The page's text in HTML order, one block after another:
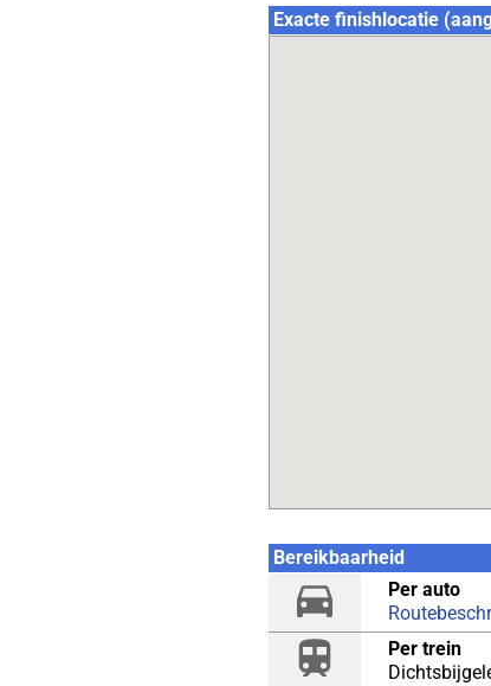
Exacte finishlocatie
Bereikbaarheid
Per auto
Per trein